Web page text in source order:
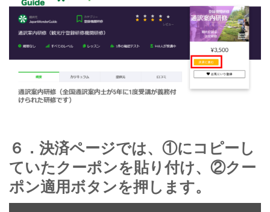
６．決済ページでは、①にコピーし
ていたクーポンを貼り付け、②クー
ポン適用ボタンを押します。